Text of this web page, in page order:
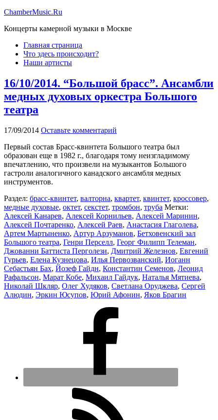
ChamberMusic.Ru
Концерты камерной музыки в Москве
Главная страница
Что здесь происходит?
Наши артисты
16/10/2014. “Большой брасс”. Ансамбли
медных духовых оркестра Большого
театра
17/09/2014 Оставьте комментарий
Первый состав Брасс-квинтета Большого театра был
образован еще в 1982 г., благодаря тому неизгладимому
впечатлению, что произвели на музыкантов Большого
гастроли аналогичного канадского ансамбля медных
инструментов.
Раздел: брасс-квинтет, валторна, квартет, квинтет, кроссовер,
медные духовые, октет, секстет, тромбон, труба Метки:
Алексей Канарев, Алексей Корнильев, Алексей Маринин,
Алексей Почтаренко, Алексей Раев, Анастасия Глаголева,
Артем Мартыненко, Артур Арзуманов, Бетховенский зал
Большого театра, Генри Перселл, Георг Филипп Телеман,
Джованни Баттиста Перголези, Дмитрий Железнов, Евгений
Гурьев, Елена Кузнецова, Илья Первозванский, Иоганн
Себастьян Бах, Йозеф Гайдн, Константин Семенов, Леонид
Рафальсон, Марат Кобе, Михаил Гайдук, Наталья Мятиева,
Николай Шкляр, Олег Худяков, Светлана Оруджева, Сергей
Алюдин, Эркин Юсупов, Юрий Афонин, Яков Брагин